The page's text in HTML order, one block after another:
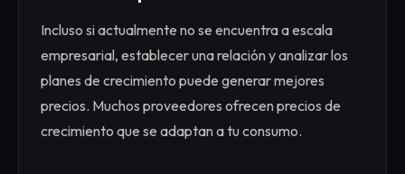
Incluso si actualmente no se encuentra a escala
empresarial, establecer una relación y analizar los
planes de crecimiento puede generar mejores
precios. Muchos proveedores ofrecen precios de
crecimiento que se adaptan a tu consumo.